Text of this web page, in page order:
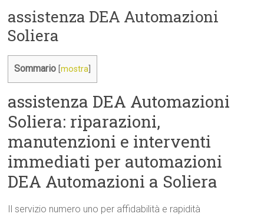
assistenza DEA Automazioni
Soliera
Sommario [mostra
assistenza DEA Automazioni
Soliera: riparazioni,
manutenzioni e interventi
immediati per automazioni
DEA Automazioni a Soliera
Il servizio numero uno per affidabilità e rapidità